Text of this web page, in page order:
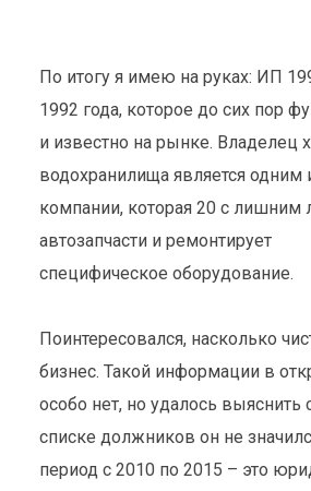
По итогу я имею на руках: ИП
1992 года, которое до сих пор
и известно на рынке. Владелец
водохранилища является одним
компании, которая 20 с лишним
автозапчасти и ремонтирует
специфическое оборудование.
Поинтересовался, насколько
бизнес. Такой информации в
особо нет, но удалось
списке должников он не
период с 2010 по 2015 – это